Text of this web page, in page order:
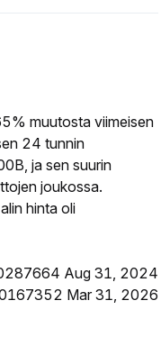
muutosta viimeisen
24 tunnin
ja sen suurin
joukossa.
hinta oli
Aug 31, 2024
Mar 31, 2026